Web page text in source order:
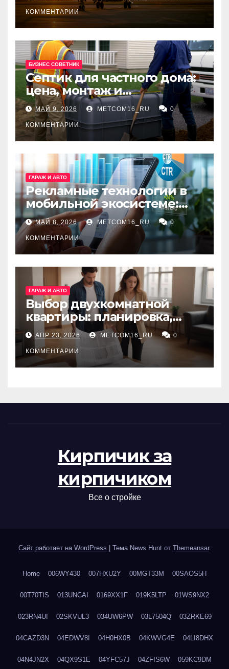
КОММЕНТАРИИ
БИЗНЕС СОВЕТНИК
Септик для частного дома:
цена, монтаж и
организация автономной
канализации
МАЙ 9, 2026 METCOM16_RU 0
КОММЕНТАРИИ
ГАРАЖ И АВТО
Рекламные технологии в
мобильной экосистеме:
ключевые сервисы и
принципы работы
МАЙ 8, 2026 METCOM16_RU 0
КОММЕНТАРИИ
ГАРАЖ И АВТО
Выбор двухкомнатной
квартиры: планировка,
состояние жилья и
проверка документов
АПР 23, 2026 METCOM16_RU 0
КОММЕНТАРИИ
Кирпичик за
кирпичиком
Все о стройке
Сайт работает на WordPress | Тема News Hunt от Themeansar.
Home 006WY430 007HXU2Y 00MGT33M 00SAOS5H
00T70TIS 013UNCAI 0169XX1F 019K5LTP 01WS9NX2
023RN4UI 02SKVUL3 034UW6PW 03L7504Q 03ZRKE69
04CAZD3N 04EDWV8I 04H0HX0B 04KWVG4E 04LI8DHX
04N4JN2X 04QX9S1E 04YFC57J 04ZFIS6W 059KC9DM